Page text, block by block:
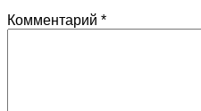
Комментарий *